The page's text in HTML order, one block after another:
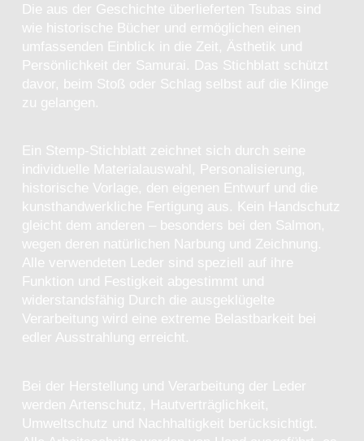
Die aus der Geschichte überlieferten Tsubas sind
wie historische Bücher und ermöglichen einen
umfassenden Einblick in die Zeit, Ästhetik und
Persönlichkeit der Samurai. Das Stichblatt schützt
davor, beim Stoß oder Schlag selbst auf die Klinge
zu gelangen.
Ein Stemp-Stichblatt zeichnet sich durch seine
individuelle Materialauswahl, Personalisierung,
historische Vorlage, den eigenen Entwurf und die
kunsthandwerkliche Fertigung aus. Kein Handschutz
gleicht dem anderen – besonders bei den Salmon,
wegen deren natürlichen Narbung und Zeichnung.
Alle verwendeten Leder sind speziell auf ihre
Funktion und Festigkeit abgestimmt und
widerstandsfähig Durch die ausgeklügelte
Verarbeitung wird eine extreme Belastbarkeit bei
edler Ausstrahlung erreicht.
Bei der Herstellung und Verarbeitung der Leder
werden Artenschutz, Hautverträglichkeit,
Umweltschutz und Nachhaltigkeit berücksichtigt.